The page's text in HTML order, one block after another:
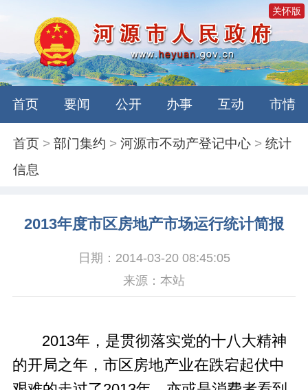
关怀版
首页 要闻 公开 办事 互动 市情
首页 >部门集约 >河源市不动产登记中心 >统计
信息
2013年度市区房地产市场运行统计简报
日期：2014-03-20 08:45:05
来源：本站
2013年，是贯彻落实党的十八大精神
的开局之年，市区房地产业在跌宕起伏中